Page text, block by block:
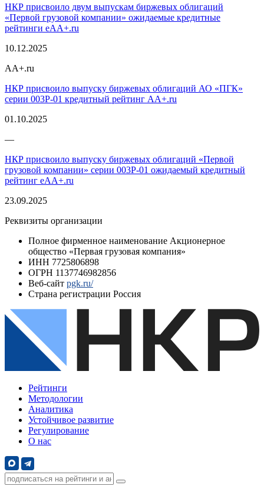
НКР присвоило двум выпускам биржевых облигаций
«Первой грузовой компании» ожидаемые кредитные
рейтинги eAA+.ru
10.12.2025
AA+.ru
НКР присвоило выпуску биржевых облигаций АО «ПГК»
серии 003Р-01 кредитный рейтинг AA+.ru
01.10.2025
—
НКР присвоило выпуску биржевых облигаций «Первой
грузовой компании» серии 003P-01 ожидаемый кредитный
рейтинг eAA+.ru
23.09.2025
Реквизиты организации
Полное фирменное наименование Акционерное
общество «Первая грузовая компания»
ИНН 7725806898
ОГРН 1137746982856
Веб-сайт pgk.ru/
Страна регистрации Россия
Рейтинги
Методологии
Аналитика
Устойчивое развитие
Регулирование
О нас